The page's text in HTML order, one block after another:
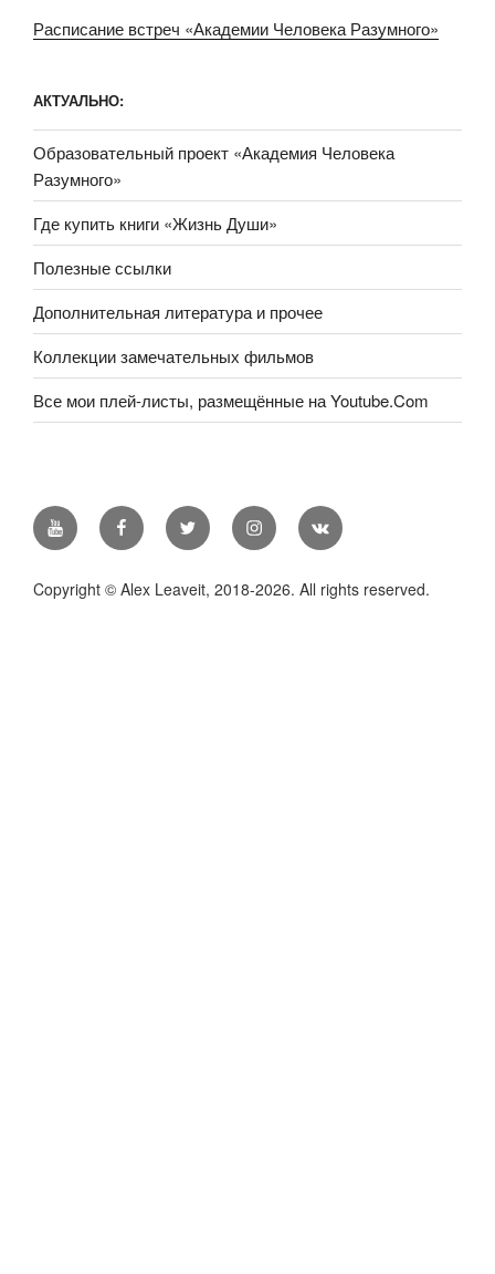
ФИЛЬМЫ:
Расписание встреч «Академии Человека Разумного»
АКТУАЛЬНО:
Образовательный проект «Академия Человека
Разумного»
Где купить книги «Жизнь Души»
Полезные ссылки
Дополнительная литература и прочее
Коллекции замечательных фильмов
Все мои плей-листы, размещённые на Youtube.Com
Youtube FacebookTwitter Instagram
В
контакте
Copyright © Alex Leaveit, 2018-2026. All rights reserved.